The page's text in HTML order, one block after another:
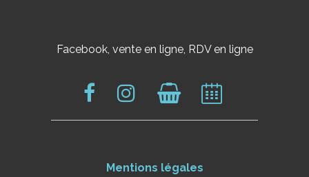
Facebook, vente en ligne, RDV en ligne
Mentions légales